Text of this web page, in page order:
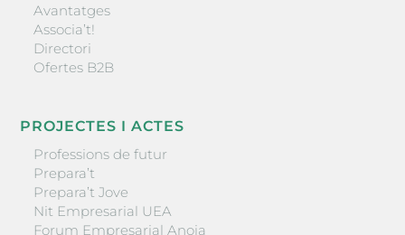
Avantatges
Associa’t!
Directori
Ofertes B2B
PROJECTES I ACTES
Professions de futur
Prepara’t
Prepara’t Jove
Nit Empresarial UEA
Forum Empresarial Anoia